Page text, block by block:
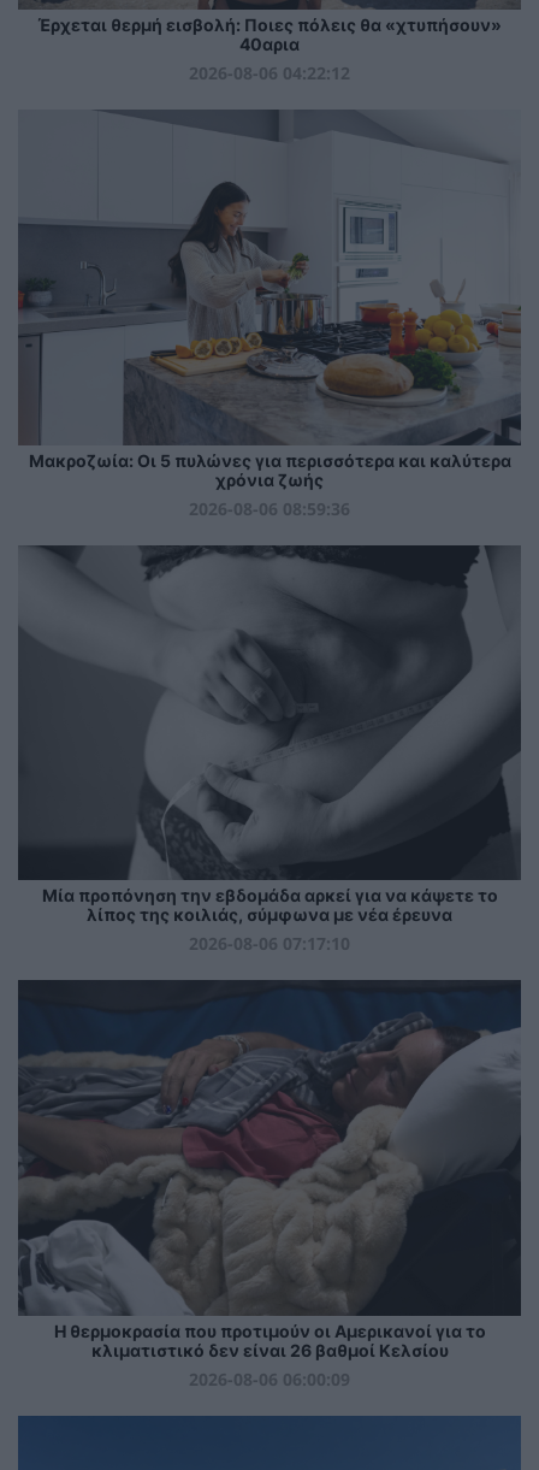
Έρχεται θερμή εισβολή: Ποιες πόλεις θα «χτυπήσουν»
40αρια
2026-08-06 04:22:12
Mακροζωία: Οι 5 πυλώνες για περισσότερα και καλύτερα
χρόνια ζωής
2026-08-06 08:59:36
Μία προπόνηση την εβδομάδα αρκεί για να κάψετε το
λίπος της κοιλιάς, σύμφωνα με νέα έρευνα
2026-08-06 07:17:10
Η θερμοκρασία που προτιμούν οι Αμερικανοί για το
κλιματιστικό δεν είναι 26 βαθμοί Κελσίου
2026-08-06 06:00:09